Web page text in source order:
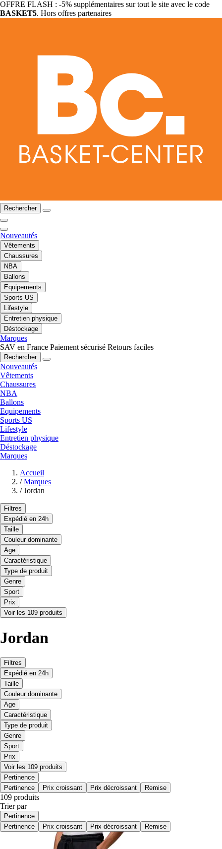
OFFRE FLASH : -5% supplémentaires sur tout le site avec le code
BASKET5. Hors offres partenaires
Rechercher
Nouveautés
Vêtements
Chaussures
NBA
Ballons
Equipements
Sports US
Lifestyle
Entretien physique
Déstockage
Marques
SAV en France Paiement sécurisé Retours faciles
Rechercher
Nouveautés
Vêtements
Chaussures
NBA
Ballons
Equipements
Sports US
Lifestyle
Entretien physique
Déstockage
Marques
Accueil
/ Marques
/ Jordan
Filtres
Expédié en 24h
Taille
Couleur dominante
Age
Caractéristique
Type de produit
Genre
Sport
Prix
Voir les 109 produits
Jordan
Filtres
Expédié en 24h
Taille
Couleur dominante
Age
Caractéristique
Type de produit
Genre
Sport
Prix
Voir les 109 produits
Pertinence
Pertinence
Prix croissant Prix décroissant Remise
109 produits
Trier par
Pertinence
Pertinence
Prix croissant Prix décroissant Remise